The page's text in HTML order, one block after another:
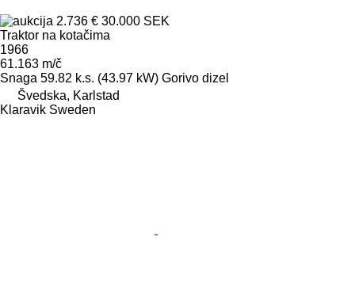
2.736 € 30.000 SEK
Traktor na kotačima
1966
61.163 m/č
Snaga 59.82 k.s. (43.97 kW) Gorivo dizel
Švedska, Karlstad
Klaravik Sweden